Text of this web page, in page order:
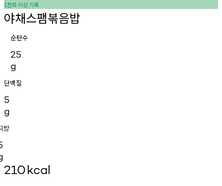
1천회 이상기록
야채스팸볶음밥
순탄수
25
g
단백질
5
g
방
210kcal